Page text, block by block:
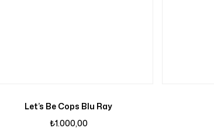
Let’s Be Cops Blu Ray
₺1.000,00